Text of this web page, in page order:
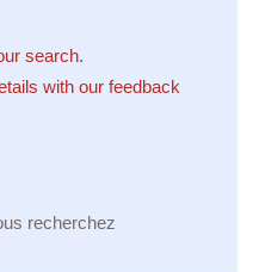
search.
with our feedback
recherchez